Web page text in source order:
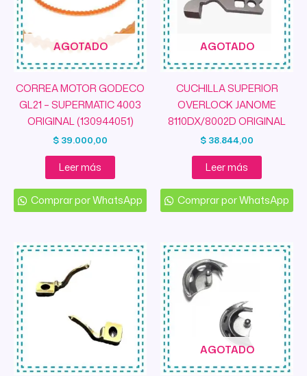
AGOTADO
CORREA MOTOR GODECO
GL21 – SUPERMATIC 4003
ORIGINAL (130944051)
$ 39.000,00
Leer más
Comprar por WhatsApp
AGOTADO
CUCHILLA SUPERIOR
OVERLOCK JANOME
8110DX/8002D ORIGINAL
$ 38.844,00
Leer más
Comprar por WhatsApp
AGOTADO